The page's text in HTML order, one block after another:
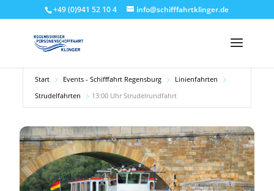
+49 (0)941 52 10 4 info@schifffahrtklinger.de
Start Events - Schifffahrt Regensburg
Linienfahrten
Strudelfahrten
13:00 Uhr Strudelrundfahrt